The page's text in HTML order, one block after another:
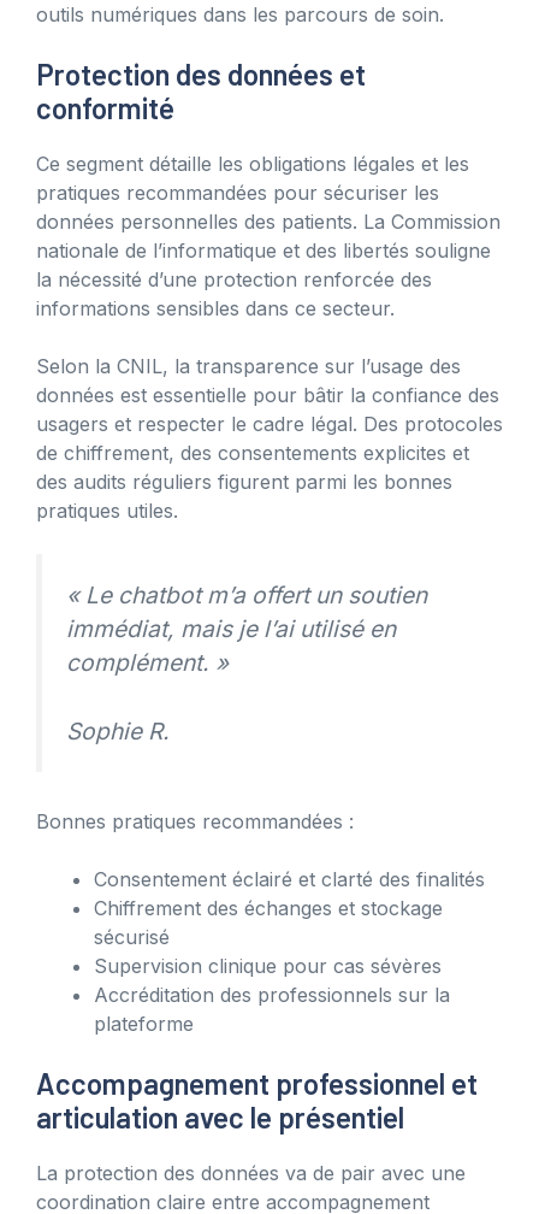
outils numériques dans les parcours de soin.
Protection des données et
conformité
Ce segment détaille les obligations légales et les
pratiques recommandées pour sécuriser les
données personnelles des patients. La Commission
nationale de l’informatique et des libertés souligne
la nécessité d’une protection renforcée des
informations sensibles dans ce secteur.
Selon la CNIL, la transparence sur l’usage des
données est essentielle pour bâtir la confiance des
usagers et respecter le cadre légal. Des protocoles
de chiffrement, des consentements explicites et
des audits réguliers figurent parmi les bonnes
pratiques utiles.
« Le chatbot m’a offert un soutien
immédiat, mais je l’ai utilisé en
complément. »
Sophie R.
Bonnes pratiques recommandées :
Consentement éclairé et clarté des finalités
Chiffrement des échanges et stockage
sécurisé
Supervision clinique pour cas sévères
Accréditation des professionnels sur la
plateforme
Accompagnement professionnel et
articulation avec le présentiel
La protection des données va de pair avec une
coordination claire entre accompagnement